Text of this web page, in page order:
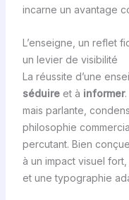
incarne un avantage
L’enseigne, un reflet
un levier de visibilité
La réussite d’une
séduireet à informer
mais parlante,
philosophie
percutant. Bien
à un impact visuel
et une typographie